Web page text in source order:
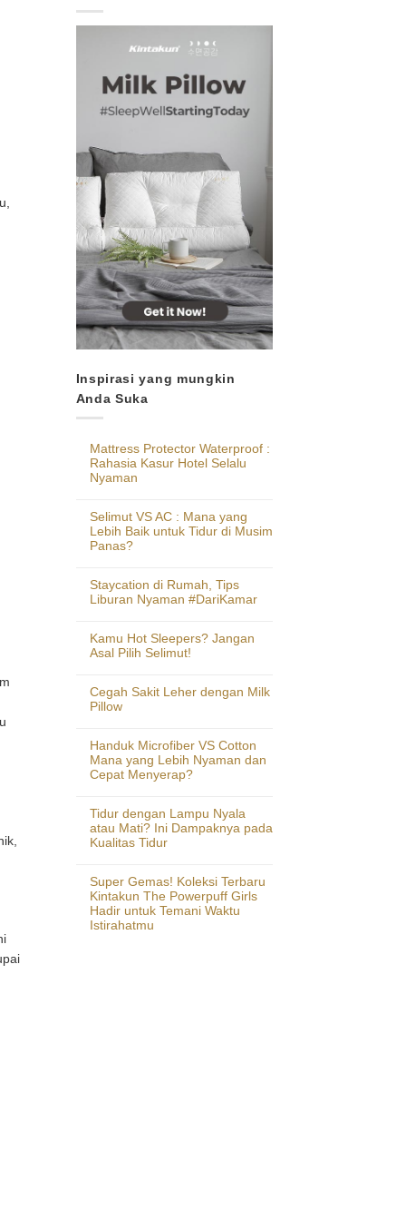
Inspirasi yang mungkin
Anda Suka
Mattress Protector Waterproof :
Rahasia Kasur Hotel Selalu
Nyaman
Selimut VS AC : Mana yang
Lebih Baik untuk Tidur di Musim
Panas?
Staycation di Rumah, Tips
Liburan Nyaman #DariKamar
Kamu Hot Sleepers? Jangan
Asal Pilih Selimut!
Cegah Sakit Leher dengan Milk
Pillow
Handuk Microfiber VS Cotton
Mana yang Lebih Nyaman dan
Cepat Menyerap?
Tidur dengan Lampu Nyala
atau Mati? Ini Dampaknya pada
Kualitas Tidur
Super Gemas! Koleksi Terbaru
Kintakun The Powerpuff Girls
Hadir untuk Temani Waktu
Istirahatmu